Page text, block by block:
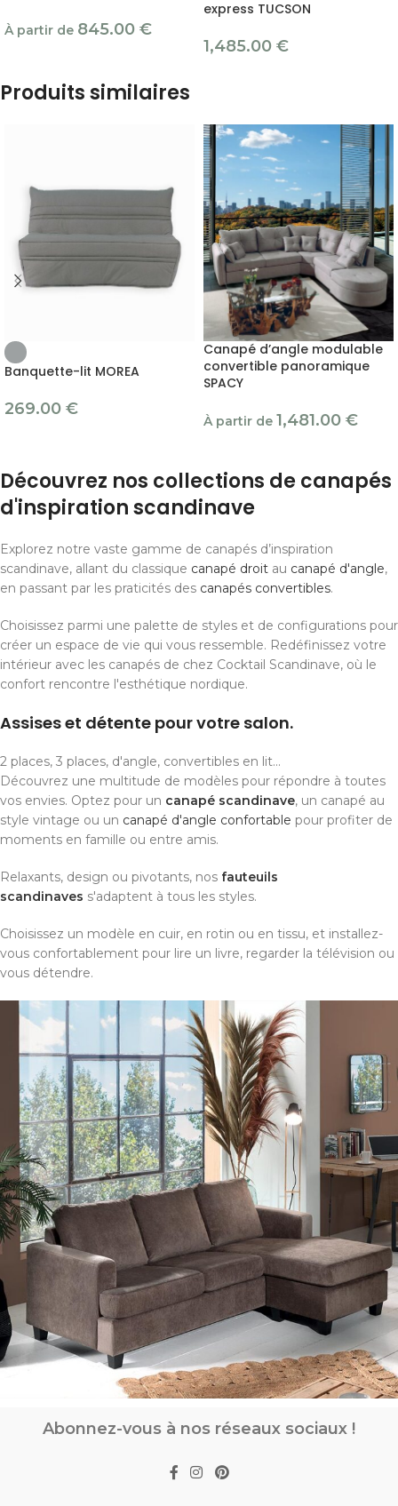
À partir de 845.00 €
express TUCSON
1,485.00 €
Produits similaires
Banquette-lit MOREA
269.00 €
Canapé d’angle modulable
convertible panoramique
SPACY
À partir de 1,481.00 €
Découvrez nos collections de canapés
d'inspiration scandinave
Explorez notre vaste gamme de canapés d’inspiration
scandinave, allant du classique canapé droit au canapé d'angle,
en passant par les praticités des canapés convertibles.
Choisissez parmi une palette de styles et de configurations pour
créer un espace de vie qui vous ressemble. Redéfinissez votre
intérieur avec les canapés de chez Cocktail Scandinave, où le
confort rencontre l'esthétique nordique.
Assises et détente pour votre salon.
2 places, 3 places, d'angle, convertibles en lit...
Découvrez une multitude de modèles pour répondre à toutes
vos envies. Optez pour un canapé scandinave, un canapé au
style vintage ou un canapé d'angle confortable pour profiter de
moments en famille ou entre amis.
Relaxants, design ou pivotants, nos fauteuils
scandinaves s'adaptent à tous les styles.
Choisissez un modèle en cuir, en rotin ou en tissu, et installez-
vous confortablement pour lire un livre, regarder la télévision ou
vous détendre.
Abonnez-vous à nos réseaux sociaux !